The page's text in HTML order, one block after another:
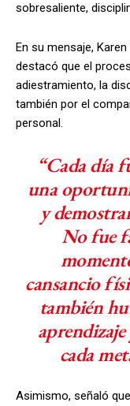
sobresaliente,
En su mensaje,
destacó que el
adiestramiento, la
también por el
personal.
“Cada día
una
y
No fue
cansancio
también
cada
Asimismo, señaló